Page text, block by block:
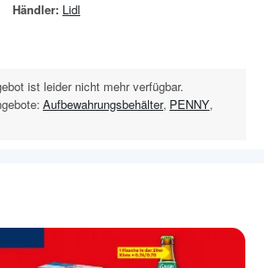
Händler: Lidl
ist leider nicht mehr verfügbar.
Aufbewahrungsbehälter, PENNY,